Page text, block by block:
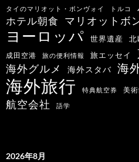
タイのマリオット・ボンヴォイ トルコ
ホテル朝食 マリオットボ
ヨーロッパ 世界遺産 北
成田空港 旅の便利情報 旅エッセイ
海外グルメ 海外スタバ 海
海外旅行 特典航空券 美
航空会社 語学
2026年8月